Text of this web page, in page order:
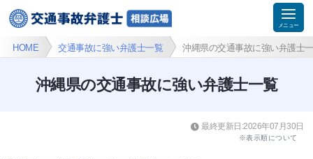
HOME 交通事故に強い弁護士一覧 沖縄県の交通事故に強い弁護士
沖縄県の交通事故に強い弁護士一覧
最終更新日:2026年07月30日
※表示順について